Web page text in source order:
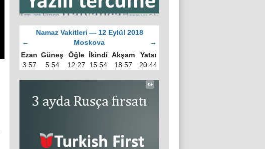
Namaz Vakitleri — 12 Eylül 2018
←
Moskova
→
Ezan Güneş Öğle İkindi Akşam
Yatsı
3:57
5:54 12:27 15:54 18:57 20:44